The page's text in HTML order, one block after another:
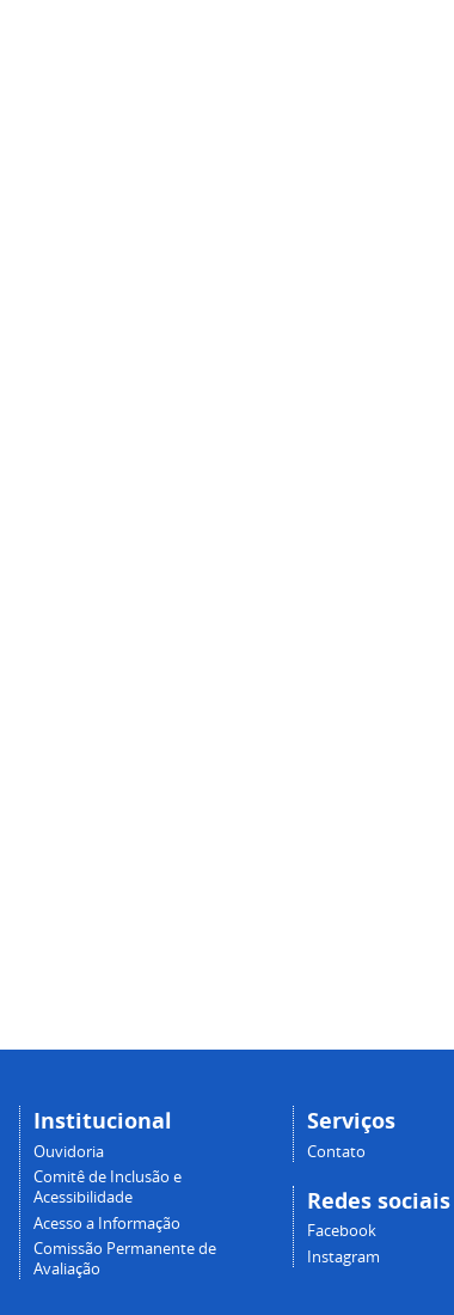
Institucional
Ouvidoria
Comitê de Inclusão e
Acessibilidade
Acesso a Informação
Comissão Permanente de
Avaliação
Serviços
Contato
Redes sociais
Facebook
Instagram